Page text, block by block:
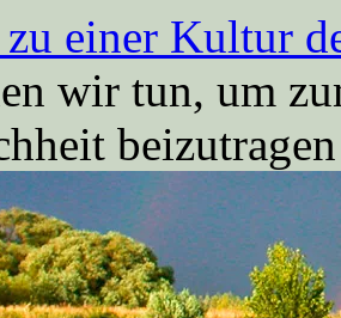
einer Kultur
wir tun, um